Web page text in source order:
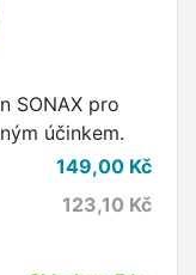
SONAX pro
účinkem.
149,00 Kč
123,10 Kč